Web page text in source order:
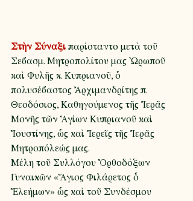
Στὴν Σύναξι παρίσταντο μετὰ τοῦ
Σεβασμ. Μητροπολίτου μας Ὠρωποῦ
καὶ Φυλῆς κ. Κυπριανοῦ, ὁ
πολυσέβαστος Ἀρχιμανδρίτης π.
Θεοδόσιος, Καθηγούμενος τῆς Ἱερᾶς
Μονῆς τῶν Ἁγίων Κυπριανοῦ καὶ
Ἰουστίνης, ὡς καὶ Ἱερεῖς τῆς Ἱερᾶς
Μητροπόλεώς μας.
Μέλη τοῦ Συλλόγου Ὀρθοδόξων
Γυναικῶν «Ἅγιος Φιλάρετος ὁ
Ἐλεήμων» ὡς καὶ τοῦ Συνδέσμου